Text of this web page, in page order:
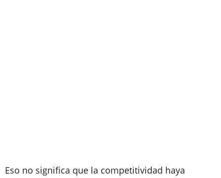
Eso no significa que la competitividad haya